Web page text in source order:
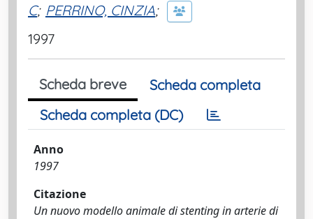
C; PERRINO, CINZIA;
1997
Scheda breve
Scheda completa
Scheda completa (DC)
Anno
1997
Citazione
Un nuovo modello animale di stenting in arterie di